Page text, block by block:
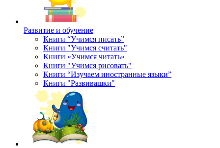
Развитие и обучение
Книги “Учимся писать”
Книги "Учимся считать"
Книги «Учимся читать»
Книги "Учимся рисовать"
Книги “Изучаем иностранные языки”
Книги "Развивашки"